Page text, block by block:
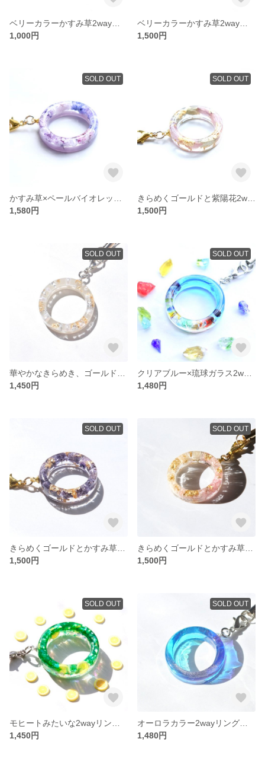
1,000円
1,500円
SOLD OUT
1,580円
SOLD OUT
1,500円
SOLD OUT
1,450円
SOLD OUT
1,480円
SOLD OUT
1,500円
SOLD OUT
1,500円
SOLD OUT
1,450円
SOLD OUT
1,480円